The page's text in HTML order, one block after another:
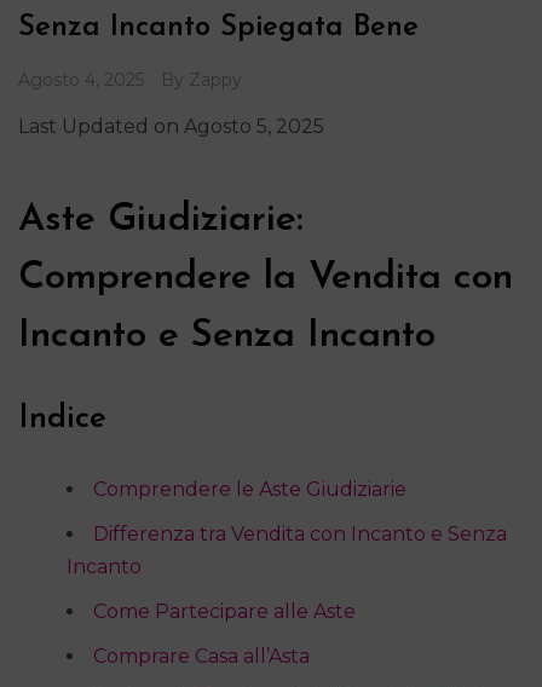
Senza Incanto Spiegata Bene
Agosto 4, 2025 By Zappy
Last Updated on Agosto 5, 2025
Aste Giudiziarie:
Comprendere la Vendita con
Incanto e Senza Incanto
Indice
Comprendere le Aste Giudiziarie
Differenza tra Vendita con Incanto e Senza
Incanto
Come Partecipare alle Aste
Comprare Casa all’Asta